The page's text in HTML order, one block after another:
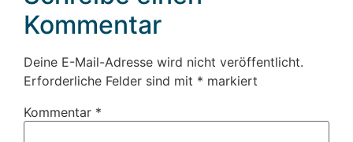
Kommentar
Deine E-Mail-Adresse wird nicht veröffentlicht.
Erforderliche Felder sind mit * markiert
Kommentar *